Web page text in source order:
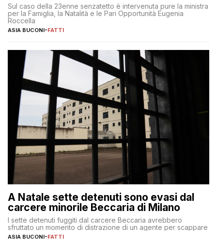
Sul caso della 23enne senzatetto è intervenuta pure la ministra
per la Famiglia, la Natalità e le Pari Opportunità Eugenia
Roccella
ASIA BUCONI-FATTI
A Natale sette detenuti sono evasi dal
carcere minorile Beccaria di Milano
I sette detenuti fuggiti dal carcere Beccaria avrebbero
sfruttato un momento di distrazione di un agente per scappare
ASIA BUCONI-FATTI